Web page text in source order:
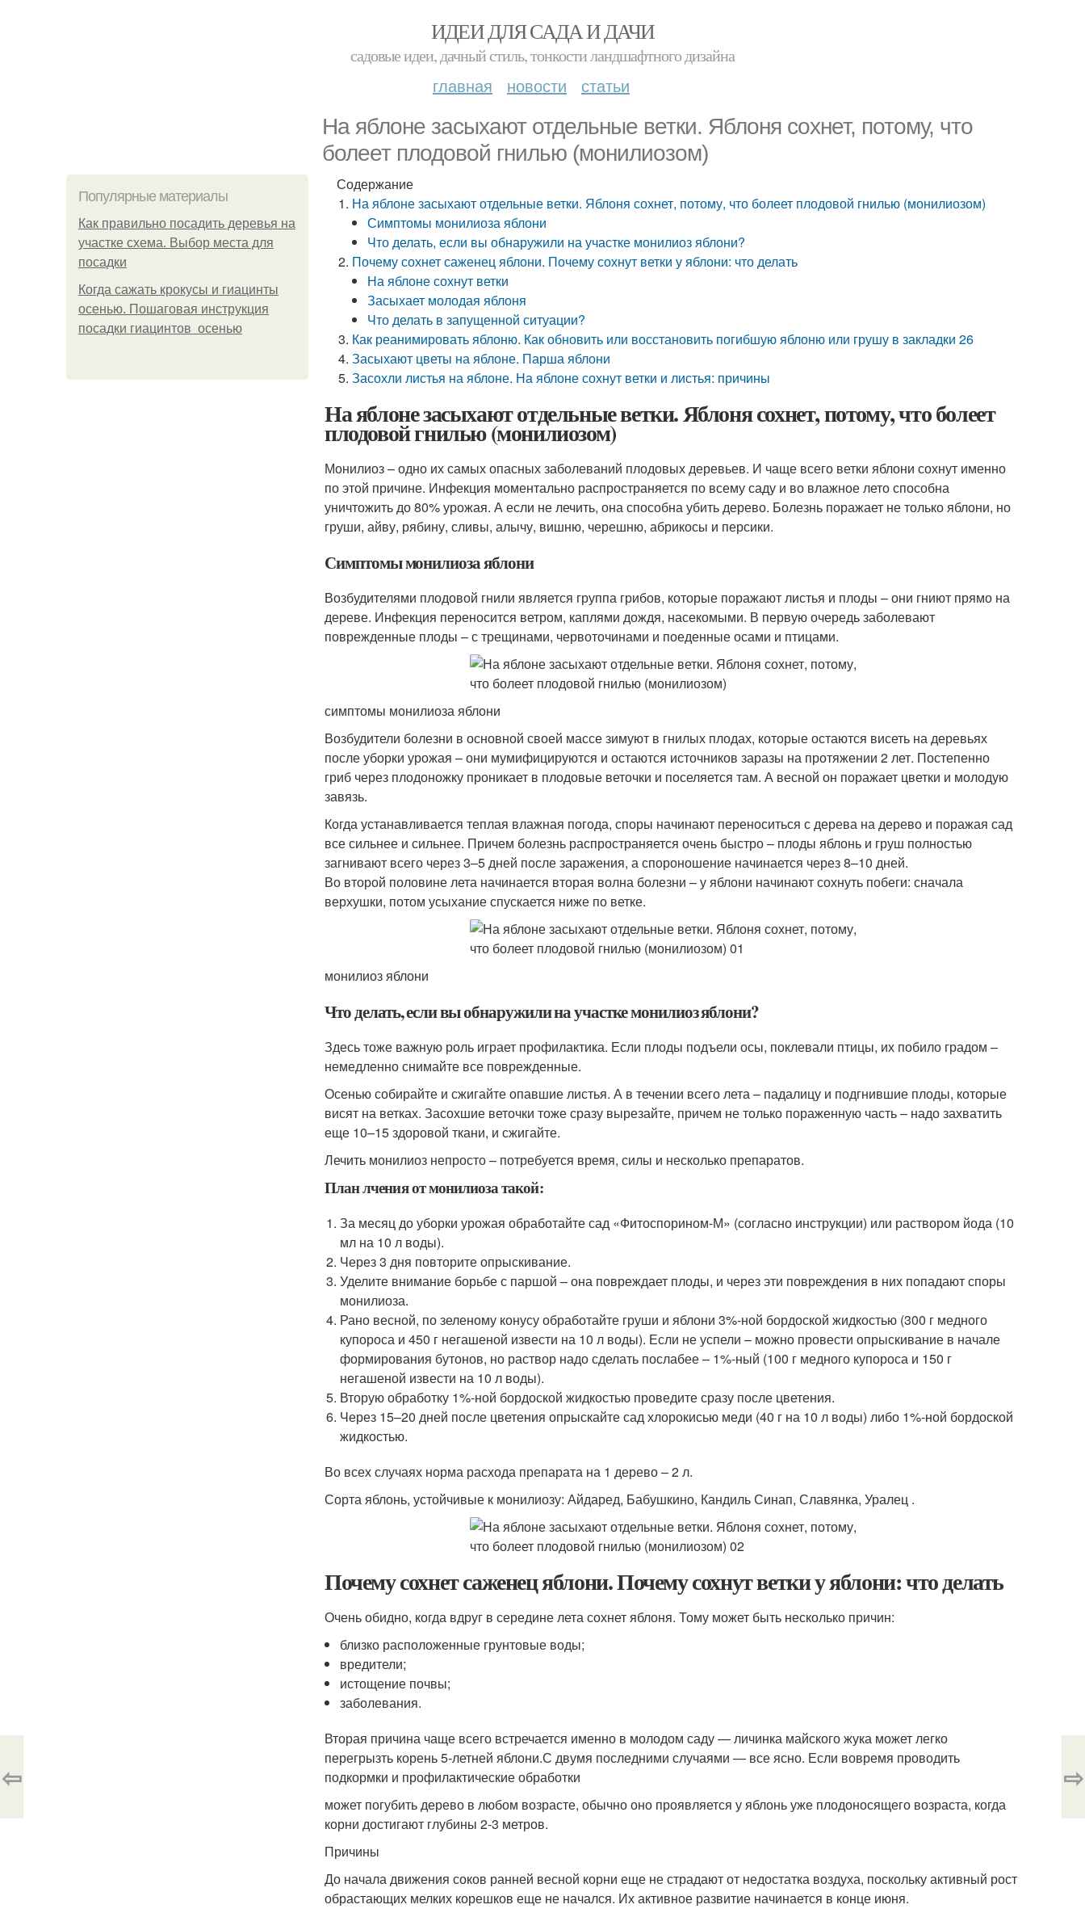
ИДЕИ ДЛЯ САДА И ДАЧИ
садовые идеи, дачный стиль, тонкости ландшафтного дизайна
главная новости статьи
На яблоне засыхают отдельные ветки. Яблоня сохнет, потому, что
болеет плодовой гнилью (монилиозом)
Популярные материалы
Как правильно посадить деревья на
участке схема. Выбор места для
посадки
Когда сажать крокусы и гиацинты
осенью. Пошаговая инструкция
посадки гиацинтов осенью
Содержание
На яблоне засыхают отдельные ветки. Яблоня сохнет, потому, что болеет плодовой гнилью (монилиозом)
Симптомы монилиоза яблони
Что делать, если вы обнаружили на участке монилиоз яблони?
Почему сохнет саженец яблони. Почему сохнут ветки у яблони: что делать
На яблоне сохнут ветки
Засыхает молодая яблоня
Что делать в запущенной ситуации?
Как реанимировать яблоню. Как обновить или восстановить погибшую яблоню или грушу в закладки 26
Засыхают цветы на яблоне. Парша яблони
Засохли листья на яблоне. На яблоне сохнут ветки и листья: причины
На яблоне засыхают отдельные ветки. Яблоня сохнет, потому, что болеет
плодовой гнилью (монилиозом)
Монилиоз – одно их самых опасных заболеваний плодовых деревьев. И чаще всего ветки яблони сохнут именно
по этой причине. Инфекция моментально распространяется по всему саду и во влажное лето способна
уничтожить до 80% урожая. А если не лечить, она способна убить дерево. Болезнь поражает не только яблони, но
груши, айву, рябину, сливы, алычу, вишню, черешню, абрикосы и персики.
Симптомы монилиоза яблони
Возбудителями плодовой гнили является группа грибов, которые поражают листья и плоды – они гниют прямо на
дереве. Инфекция переносится ветром, каплями дождя, насекомыми. В первую очередь заболевают
поврежденные плоды – с трещинами, червоточинами и поеденные осами и птицами.
симптомы монилиоза яблони
Возбудители болезни в основной своей массе зимуют в гнилых плодах, которые остаются висеть на деревьях
после уборки урожая – они мумифицируются и остаются источников заразы на протяжении 2 лет. Постепенно
гриб через плодоножку проникает в плодовые веточки и поселяется там. А весной он поражает цветки и молодую
завязь.
Когда устанавливается теплая влажная погода, споры начинают переноситься с дерева на дерево и поражая сад
все сильнее и сильнее. Причем болезнь распространяется очень быстро – плоды яблонь и груш полностью
загнивают всего через 3–5 дней после заражения, а спороношение начинается через 8–10 дней.
Во второй половине лета начинается вторая волна болезни – у яблони начинают сохнуть побеги: сначала
верхушки, потом усыхание спускается ниже по ветке.
монилиоз яблони
Что делать, если вы обнаружили на участке монилиоз яблони?
Здесь тоже важную роль играет профилактика. Если плоды подъели осы, поклевали птицы, их побило градом –
немедленно снимайте все поврежденные.
Осенью собирайте и сжигайте опавшие листья. А в течении всего лета – падалицу и подгнившие плоды, которые
висят на ветках. Засохшие веточки тоже сразу вырезайте, причем не только пораженную часть – надо захватить
еще 10–15 здоровой ткани, и сжигайте.
Лечить монилиоз непросто – потребуется время, силы и несколько препаратов.
План лчения от монилиоза такой:
За месяц до уборки урожая обработайте сад «Фитоспорином-М» (согласно инструкции) или раствором йода (10
мл на 10 л воды).
Через 3 дня повторите опрыскивание.
Уделите внимание борьбе с паршой – она повреждает плоды, и через эти повреждения в них попадают споры
монилиоза.
Рано весной, по зеленому конусу обработайте груши и яблони 3%-ной бордоской жидкостью (300 г медного
купороса и 450 г негашеной извести на 10 л воды). Если не успели – можно провести опрыскивание в начале
формирования бутонов, но раствор надо сделать послабее – 1%-ный (100 г медного купороса и 150 г
негашеной извести на 10 л воды).
Вторую обработку 1%-ной бордоской жидкостью проведите сразу после цветения.
Через 15–20 дней после цветения опрыскайте сад хлорокисью меди (40 г на 10 л воды) либо 1%-ной бордоской
жидкостью.
Во всех случаях норма расхода препарата на 1 дерево – 2 л.
Сорта яблонь, устойчивые к монилиозу: Айдаред, Бабушкино, Кандиль Синап, Славянка, Уралец .
Почему сохнет саженец яблони. Почему сохнут ветки у яблони: что делать
Очень обидно, когда вдруг в середине лета сохнет яблоня. Тому может быть несколько причин:
близко расположенные грунтовые воды;
вредители;
истощение почвы;
заболевания.
Вторая причина чаще всего встречается именно в молодом саду — личинка майского жука может легко
перегрызть корень 5-летней яблони.С двумя последними случаями — все ясно. Если вовремя проводить
подкормки и профилактические обработки
может погубить дерево в любом возрасте, обычно оно проявляется у яблонь уже плодоносящего возраста, когда
корни достигают глубины 2-3 метров.
Причины
До начала движения соков ранней весной корни еще не страдают от недостатка воздуха, поскольку активный рост
обрастающих мелких корешков еще не начался. Их активное развитие начинается в конце июня.
⇦ ⇨